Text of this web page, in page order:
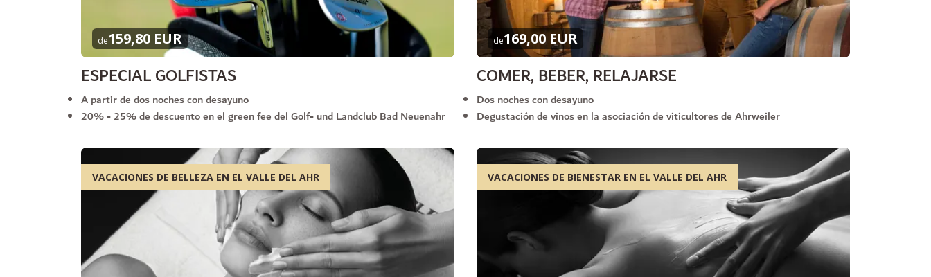
de159,80 EUR
ESPECIAL GOLFISTAS
A partir de dos noches con desayuno
20% - 25% de descuento en el green fee del Golf- und Landclub Bad Neuenahr
de169,00 EUR
COMER, BEBER, RELAJARSE
Dos noches con desayuno
Degustación de vinos en la asociación de viticultores de Ahrweiler
VACACIONES DE BELLEZA EN EL VALLE DEL AHR VACACIONES DE BIENESTAR EN EL VALLE DEL AHR